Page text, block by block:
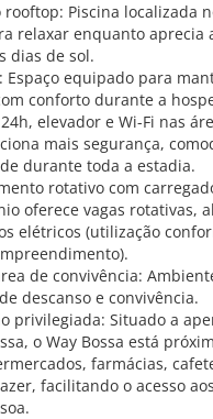
rooftop: Piscina localizada
relaxar enquanto aprecia
dias de sol.
Espaço equipado para
conforto durante a
24h, elevador e Wi-Fi nas
mais segurança,
durante toda a estadia.
rotativo com
oferece vagas rotativas,
elétricos (utilização
de convivência:
descanso e convivência.
privilegiada: Situado a
o Way Bossa está
farmácias,
facilitando o acesso